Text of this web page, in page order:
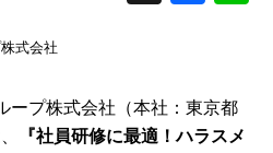
式会社
ープ株式会社（本社：東京都
『社員研修に最適！ハラスメ